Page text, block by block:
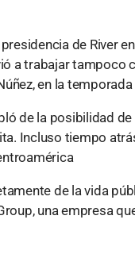
de River
a trabajar tampoco
en la
de la posibilidad
Incluso tiempo
de la vida
una empresa